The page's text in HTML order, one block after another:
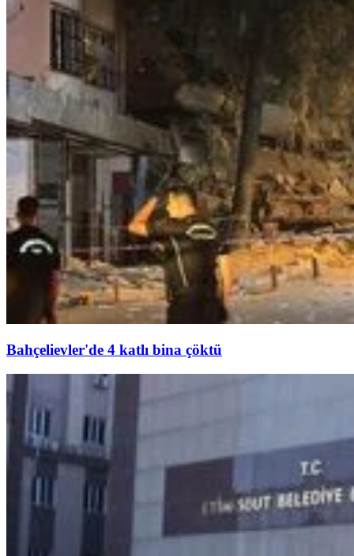
Bahçelievler'de 4 katlı bina çöktü